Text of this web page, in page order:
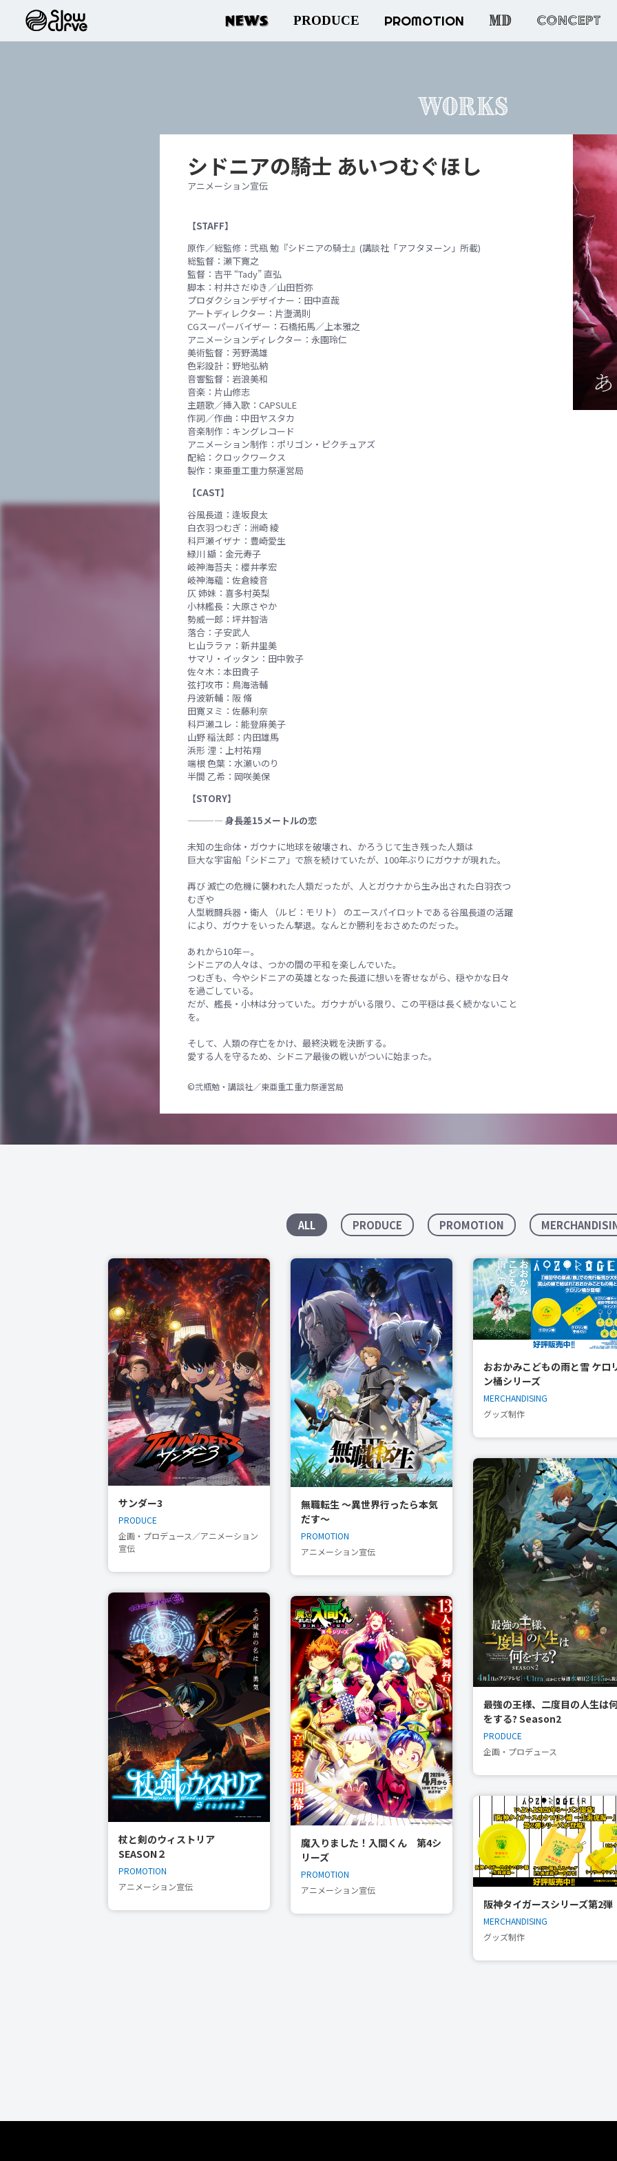
NEWS PRODUCE PROMOTION MD CONCEPT
WORKS
シドニアの騎士 あいつむぐほし
アニメーション宣伝
【STAFF】
原作／総監修：弐瓶 勉『シドニアの騎士』(講談社「アフタヌーン」所載)
総監督：瀬下寛之
監督：吉平 “Tady” 直弘
脚本：村井さだゆき／山田哲弥
プロダクションデザイナー：田中直哉
アートディレクター：片塰満則
CGスーパーバイザー：石橋拓馬／上本雅之
アニメーションディレクター：永園玲仁
美術監督：芳野満雄
色彩設計：野地弘納
音響監督：岩浪美和
音楽：片山修志
主題歌／挿入歌：CAPSULE
作詞／作曲：中田ヤスタカ
音楽制作：キングレコード
アニメーション制作：ポリゴン・ピクチュアズ
配給：クロックワークス
製作：東亜重工重力祭運営局
【CAST】
谷風長道：逢坂良太
白衣羽つむぎ：洲崎 綾
科戸瀬イザナ：豊崎愛生
緑川 纈：金元寿子
岐神海苔夫：櫻井孝宏
岐神海蘊：佐倉綾音
仄 姉妹：喜多村英梨
小林艦長：大原さやか
勢威一郎：坪井智浩
落合：子安武人
ヒ山ララァ：新井里美
サマリ・イッタン：田中敦子
佐々木：本田貴子
弦打攻市：鳥海浩輔
丹波新輔：阪 脩
田寛ヌミ：佐藤利奈
科戸瀬ユレ：能登麻美子
山野 稲汰郎：内田雄馬
浜形 浬：上村祐翔
端根 色葉：水瀬いのり
半間 乙希：岡咲美保
【STORY】
———— 身長差15メートルの恋
未知の生命体・ガウナに地球を破壊され、かろうじて生き残った人類は
巨大な宇宙船「シドニア」で旅を続けていたが、100年ぶりにガウナが現れた。
再び 滅亡の危機に襲われた人類だったが、人とガウナから生み出された白羽衣つ
むぎや
人型戦闘兵器・衛人 （ルビ：モリト） のエースパイロットである谷風長道の活躍
により、ガウナをいったん撃退。なんとか勝利をおさめたのだった。
あれから10年－。
シドニアの人々は、つかの間の平和を楽しんでいた。
つむぎも、今やシドニアの英雄となった長道に想いを寄せながら、穏やかな日々
を過ごしている。
だが、艦長・小林は分っていた。ガウナがいる限り、この平穏は長く続かないこと
を。
そして、人類の存亡をかけ、最終決戦を決断する。
愛する人を守るため、シドニア最後の戦いがついに始まった。
©弐瓶勉・講談社／東亜重工重力祭運営局
ALL PRODUCE PROMOTION
サンダー3
PRODUCE
企画・プロデュース／アニメーション
宣伝
無職転生 〜異世界行ったら本気
だす〜
PROMOTION
アニメーション宣伝
おおかみこどもの雨と雪 ケロ
ン桶シリーズ
MERCHANDISING
グッズ制作
最強の王様、二度目の人生は
をする? Season2
PRODUCE
企画・プロデュース
杖と剣のウィストリア
SEASON２
PROMOTION
アニメーション宣伝
魔入りました！入間くん 第4シ
リーズ
PROMOTION
アニメーション宣伝
阪神タイガースシリーズ第2弾
MERCHANDISING
グッズ制作